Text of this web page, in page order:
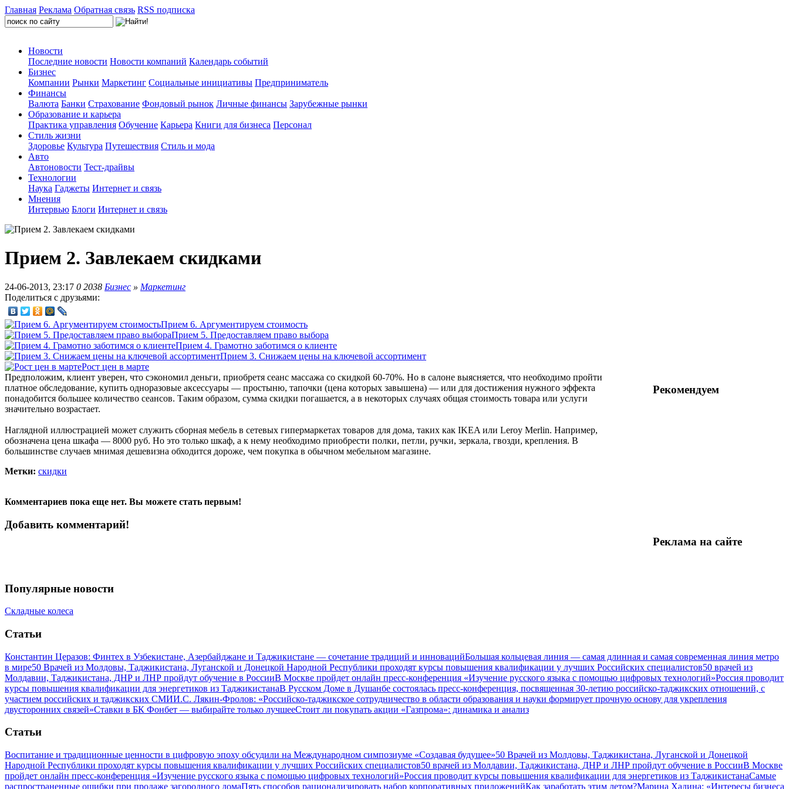
Главная Реклама Обратная связь RSS подписка
Новости
Последние новости Новости компаний Календарь событий
Бизнес
Компании Рынки Маркетинг Социальные инициативы Предприниматель
Финансы
Валюта Банки Страхование Фондовый рынок Личные финансы Зарубежные рынки
Образование и карьера
Практика управления Обучение Карьера Книги для бизнеса Персонал
Стиль жизни
Здоровье Культура Путешествия Стиль и мода
Авто
Автоновости Тест-драйвы
Технологии
Наука Гаджеты Интернет и связь
Мнения
Интервью Блоги Интернет и связь
Прием 2. Завлекаем скидками
24-06-2013, 23:17 0 2038 Бизнес » Маркетинг
Поделиться с друзьями:
Прием 6. Аргументируем стоимость
Прием 5. Предоставляем право выбора
Прием 4. Грамотно заботимся о клиенте
Прием 3. Снижаем цены на ключевой ассортимент
Рост цен в марте
Предположим, клиент уверен, что сэкономил деньги, приобретя сеанс массажа со скидкой 60-70%. Но в салоне выясняется, что необходимо пройти
платное обследование, купить одноразовые аксессуары — простыню, тапочки (цена которых завышена) — или для достижения нужного эффекта
понадобится большее количество сеансов. Таким образом, сумма скидки погашается, а в некоторых случаях общая стоимость товара или услуги
значительно возрастает.
Наглядной иллюстрацией может служить сборная мебель в сетевых гипермаркетах товаров для дома, таких как IKEA или Leroy Merlin. Например,
обозначена цена шкафа — 8000 руб. Но это только шкаф, а к нему необходимо приобрести полки, петли, ручки, зеркала, гвозди, крепления. В
большинстве случаев мнимая дешевизна обходится дороже, чем покупка в обычном мебельном магазине.
Метки: скидки
Комментариев пока еще нет. Вы можете стать первым!
Добавить комментарий!
Рекомендуем
Реклама на сайте
Популярные новости
Складные колеса
Статьи
Константин Церазов: Финтех в Узбекистане, Азербайджане и Таджикистане — сочетание традиций и инновацийБольшая кольцевая линия — самая длинная и самая современная линия метро
в мире50 Врачей из Молдовы, Таджикистана, Луганской и Донецкой Народной Республики проходят курсы повышения квалификации у лучших Российских специалистов50 врачей из
Молдавии, Таджикистана, ДНР и ЛНР пройдут обучение в РоссииВ Москве пройдет онлайн пресс-конференция «Изучение русского языка с помощью цифровых технологий»Россия проводит
курсы повышения квалификации для энергетиков из ТаджикистанаВ Русском Доме в Душанбе состоялась пресс-конференция, посвященная 30-летию российско-таджикских отношений, с
участием российских и таджикских СМИИ.С. Лякин-Фролов: «Российско-таджикское сотрудничество в области образования и науки формирует прочную основу для укрепления
двусторонних связей»Ставки в БК Фонбет — выбирайте только лучшееСтоит ли покупать акции «Газпрома»: динамика и анализ
Статьи
Воспитание и традиционные ценности в цифровую эпоху обсудили на Международном симпозиуме «Создавая будущее»50 Врачей из Молдовы, Таджикистана, Луганской и Донецкой
Народной Республики проходят курсы повышения квалификации у лучших Российских специалистов50 врачей из Молдавии, Таджикистана, ДНР и ЛНР пройдут обучение в РоссииВ Москве
пройдет онлайн пресс-конференция «Изучение русского языка с помощью цифровых технологий»Россия проводит курсы повышения квалификации для энергетиков из ТаджикистанаСамые
распространенные ошибки при продаже загородного домаПять способов рационализировать набор корпоративных приложенийКак заработать этим летом?Марина Хадина: «Интересы бизнеса